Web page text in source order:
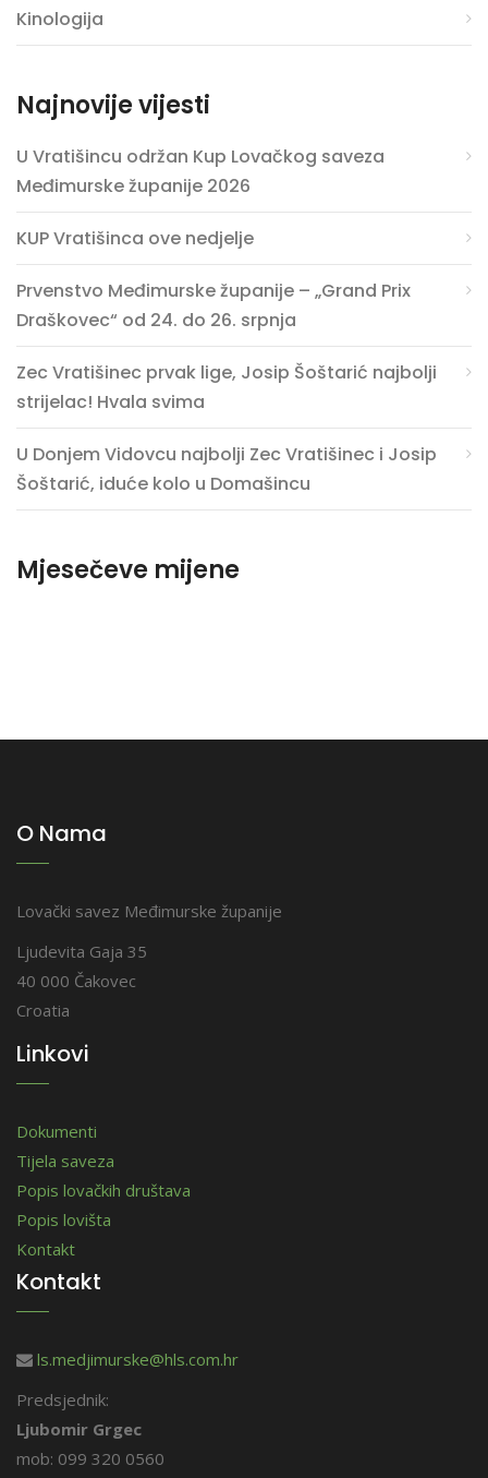
Kinologija
Najnovije vijesti
U Vratišincu održan Kup Lovačkog saveza
Međimurske županije 2026
KUP Vratišinca ove nedjelje
Prvenstvo Međimurske županije – „Grand Prix
Draškovec“ od 24. do 26. srpnja
Zec Vratišinec prvak lige, Josip Šoštarić najbolji
strijelac! Hvala svima
U Donjem Vidovcu najbolji Zec Vratišinec i Josip
Šoštarić, iduće kolo u Domašincu
Mjesečeve mijene
O Nama
Lovački savez Međimurske županije
Ljudevita Gaja 35
40 000 Čakovec
Croatia
Linkovi
Dokumenti
Tijela saveza
Popis lovačkih društava
Popis lovišta
Kontakt
Kontakt
ls.medjimurske@hls.com.hr
Predsjednik:
Ljubomir Grgec
mob: 099 320 0560